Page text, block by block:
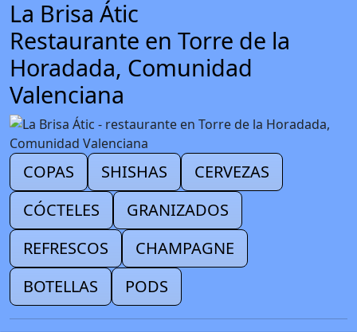
La Brisa Átic
Restaurante en Torre de la
Horadada, Comunidad
Valenciana
COPAS SHISHAS
CERVEZAS
CÓCTELES
GRANIZADOS
REFRESCOS
CHAMPAGNE
BOTELLAS
PODS